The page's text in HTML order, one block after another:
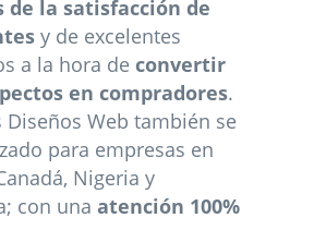
de la satisfacción de
y de excelentes
a la hora de convertir
en compradores.
Diseños Web también se
para empresas en
Nigeria y
con una atención 100%